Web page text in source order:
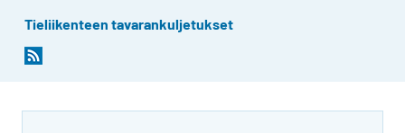
Tieliikenteen tavarankuljetukset